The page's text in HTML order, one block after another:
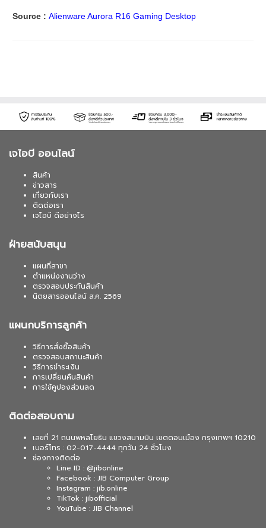
Source : Alienware Aurora R16 Gaming Desktop
เจไอบี ออนไลน์
สินค้า
ข่าวสาร
เกี่ยวกับเรา
ติดต่อเรา
เจไอบี ดีอย่างไร
ฝ่ายสนับสนุน
แผนที่สาขา
ตำแหน่งงานว่าง
ตรวจสอบประกันสินค้า
นิตยสารออนไลน์ ส.ค. 2569
แผนกบริการลูกค้า
วิธีการสั่งซื้อสินค้า
ตรวจสอบสถานะสินค้า
วิธีการชำระเงิน
การเปลี่ยนคืนสินค้า
การใช้คูปองส่วนลด
ติดต่อสอบถาม
เลขที่ 21 ถนนพหลโยธิน แขวงสนามบิน เขตดอนเมือง กรุงเทพฯ 10210
เบอร์โทร : 02-017-4444 ทุกวัน 24 ชั่วโมง
ช่องทางติดต่อ
Line ID : @jibonline
Facebook : JIB Computer Group
Instagram : jib.online
TikTok : jibofficial
YouTube : JIB Channel